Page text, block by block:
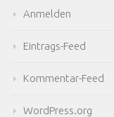
Anmelden
Eintrags-Feed
Kommentar-Feed
WordPress.org